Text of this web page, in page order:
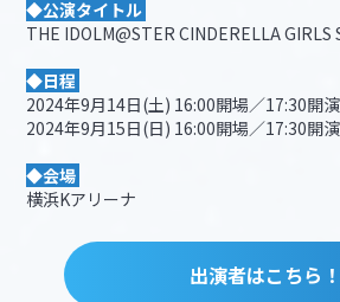
◆公演タイトル
THE IDOLM@STER CINDERELLA GIRLS
◆日程
2024年9月14日(土) 16:00開場／17:30開演
2024年9月15日(日) 16:00開場／17:30開演
◆会場
横浜Kアリーナ
出演者はこちら！